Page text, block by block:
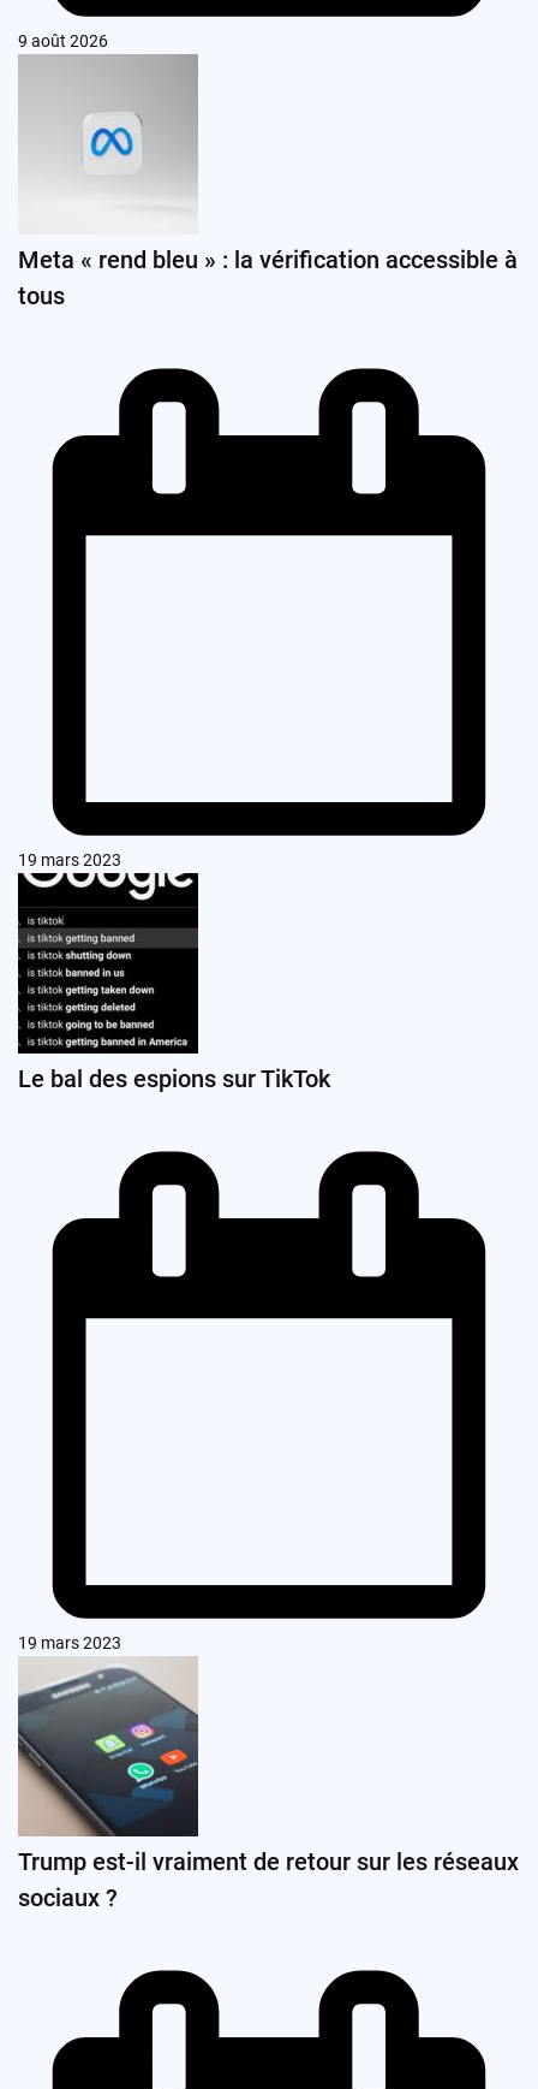
9 août 2026
Meta « rend bleu » : la vérification accessible à
tous
19 mars 2023
Le bal des espions sur TikTok
19 mars 2023
Trump est-il vraiment de retour sur les réseaux
sociaux ?